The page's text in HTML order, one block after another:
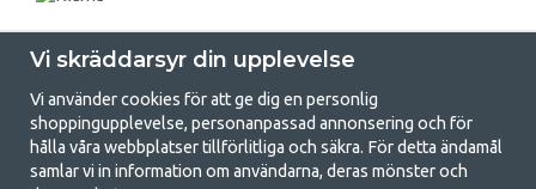
Vi skräddarsyr din upplevelse
Vi använder cookies för att ge dig en personlig
shoppingupplevelse, personanpassad annonsering och för
hålla våra webbplatser tillförlitliga och säkra. För detta ändamål
samlar vi in information om användarna, deras mönster och